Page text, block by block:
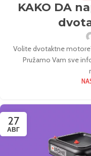
KAKO DA
Volite dvotaktne
Pružamo Vam sve
27
АВГ